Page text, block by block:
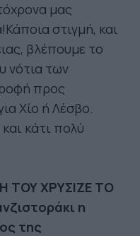
μας
στιγμή, και
βλέπουμε το
νότια των
προς
Χίο ή Λέσβο.
κάτι πολύ
ΤΟΥ ΧΡΥΣΙΖΕ ΤΟ
η
της